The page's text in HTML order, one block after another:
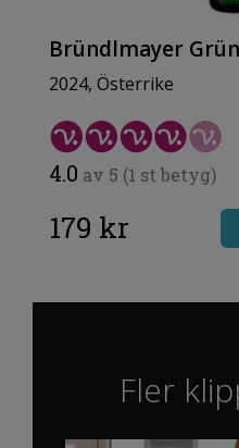
Bründlmayer
2024, Österrike
4.0 av 5 (1 st betyg)
179 kr
Fler